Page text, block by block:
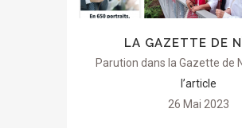
LA GAZETTE DE
Parution dans la Gazette de
l’article
26 Mai 2023